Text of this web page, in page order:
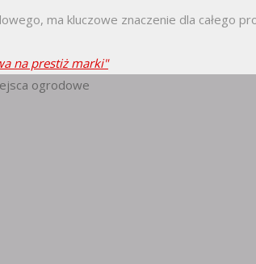
ma kluczowe znaczenie dla całego
na prestiż marki"